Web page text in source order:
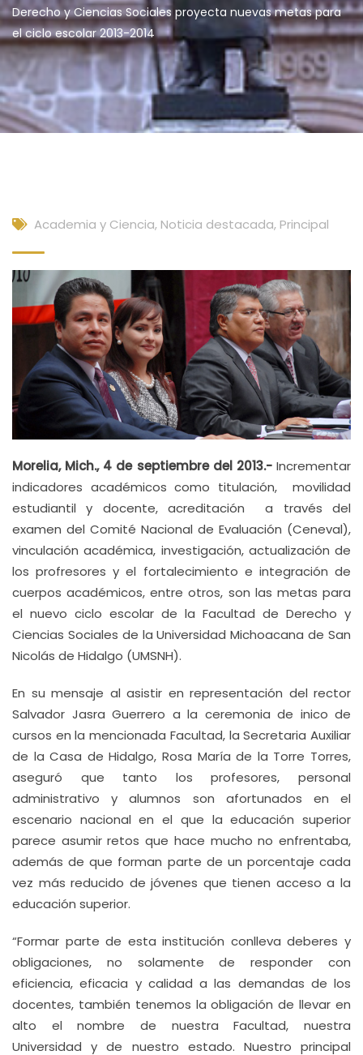
Derecho y Ciencias Sociales proyecta nuevas metas para
el ciclo escolar 2013-2014
Academia y Ciencia, Noticia destacada, Principal
Morelia, Mich., 4 de septiembre del 2013.- Incrementar
indicadores académicos como titulación, movilidad
estudiantil y docente, acreditación a través del
examen del Comité Nacional de Evaluación (Ceneval),
vinculación académica, investigación, actualización de
los profresores y el fortalecimiento e integración de
cuerpos académicos, entre otros, son las metas para
el nuevo ciclo escolar de la Facultad de Derecho y
Ciencias Sociales de la Universidad Michoacana de San
Nicolás de Hidalgo (UMSNH).
En su mensaje al asistir en representación del rector
Salvador Jasra Guerrero a la ceremonia de inico de
cursos en la mencionada Facultad, la Secretaria Auxiliar
de la Casa de Hidalgo, Rosa María de la Torre Torres,
aseguró que tanto los profesores, personal
administrativo y alumnos son afortunados en el
escenario nacional en el que la educación superior
parece asumir retos que hace mucho no enfrentaba,
además de que forman parte de un porcentaje cada
vez más reducido de jóvenes que tienen acceso a la
educación superior.
“Formar parte de esta institución conlleva deberes y
obligaciones, no solamente de responder con
eficiencia, eficacia y calidad a las demandas de los
docentes, también tenemos la obligación de llevar en
alto el nombre de nuestra Facultad, nuestra
Universidad y de nuestro estado. Nuestro principal